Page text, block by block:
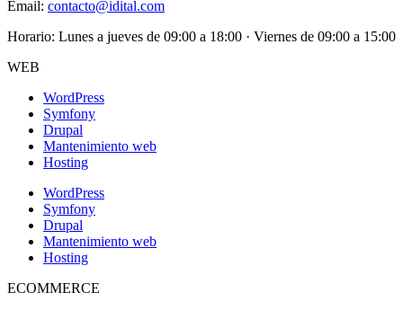
Email: contacto@idital.com
Horario: Lunes a jueves de 09:00 a 18:00 · Viernes de 09:00 a 15:00
WEB
WordPress
Symfony
Drupal
Mantenimiento web
Hosting
WordPress
Symfony
Drupal
Mantenimiento web
Hosting
ECOMMERCE